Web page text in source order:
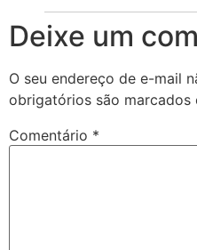
Deixe um
O seu endereço de e-mail
obrigatórios são marcados
Comentário *